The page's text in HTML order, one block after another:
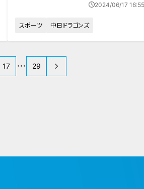
2024/06/17 16:55
スポーツ 中日ドラゴンズ
17 29